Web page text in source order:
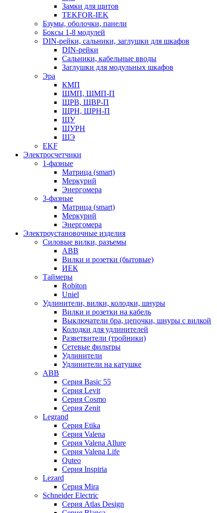
Замки для щитов
TEKFOR-IEK
Бзумы, оболочки, панели
Боксы 1-8 модулей
DIN-рейки, сальники, заглушки для шкафов
DIN-рейки
Сальники, кабельные вводы
Заглушки для модульных шкафов
Эра
КМП
ЩМП, ЩМП-П
ЩРВ, ЩВР-П
ЩРН, ЩРН-П
ЩУ
ЩУРН
ЩЭ
EKF
Электросчетчики
1-фазные
Матрица (smart)
Меркурий
Энергомера
3-фазные
Матрица (smart)
Меркурий
Энергомера
Электроустановочные изделия
Силовые вилки, разъемы
ABB
Вилки и розетки (бытовые)
ИЕК
Таймеры
Robiton
Uniel
Удлинители, вилки, колодки, шнуры
Вилки и розетки на кабель
Выключатели бра, цепочки, шнуры с вилкой
Колодки для удлинителей
Разветвители (тройники)
Сетевые фильтры
Удлинители
Удлинители на катушке
ABB
Серия Basic 55
Серия Levit
Серия Cosmo
Серия Zenit
Legrand
Серия Etika
Серия Valena
Серия Valena Allure
Серия Valena Life
Quteo
Серия Inspiria
Lezard
Серия Mira
Schneider Electric
Серия Atlas Design